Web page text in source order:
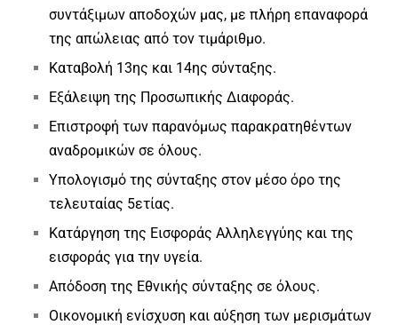
συντάξιμων αποδοχών μας, με πλήρη επαναφορά
της απώλειας από τον τιμάριθμο.
Καταβολή 13ης και 14ης σύνταξης.
Εξάλειψη της Προσωπικής Διαφοράς.
Επιστροφή των παρανόμως παρακρατηθέντων
αναδρομικών σε όλους.
Υπολογισμό της σύνταξης στον μέσο όρο της
τελευταίας 5ετίας.
Κατάργηση της Εισφοράς Αλληλεγγύης και της
εισφοράς για την υγεία.
Απόδοση της Εθνικής σύνταξης σε όλους.
Οικονομική ενίσχυση και αύξηση των μερισμάτων